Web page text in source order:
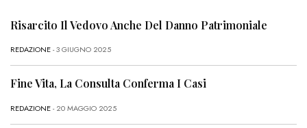
Risarcito Il Vedovo Anche Del Danno Patrimoniale
REDAZIONE- 3 GIUGNO 2025
Fine Vita, La Consulta Conferma I Casi
REDAZIONE- 20 MAGGIO 2025